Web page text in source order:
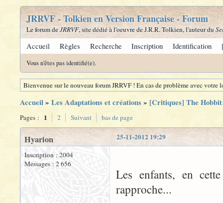
JRRVF - Tolkien en Version Française - Forum
Le forum deJRRVF, site dédié à l'oeuvre de J.R.R. Tolkien, l'auteur du
Accueil Règles Recherche Inscription Identification
Vous n'êtes pas identifié(e).
Bienvenue sur le nouveau forum JRRVF ! En cas de problème avec
Accueil» Les Adaptations et créations» [Critiques] The
Pages : 1 2 Suivant bas de page
25-11-2012 19:29
Hyarion
Inscription : 2004
Messages : 2 656
Les enfants, en
rapproche...